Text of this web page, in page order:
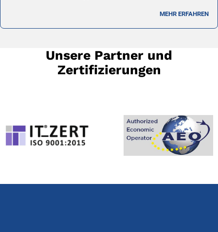
MEHR ERFAHREN
Unsere Partner und
Zertifizierungen